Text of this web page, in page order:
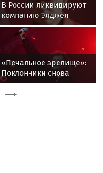
В России ликвидируют
компанию Элджея
«Печальное зрелище»:
Поклонники снова
возмущены
«мычащим» на сцене